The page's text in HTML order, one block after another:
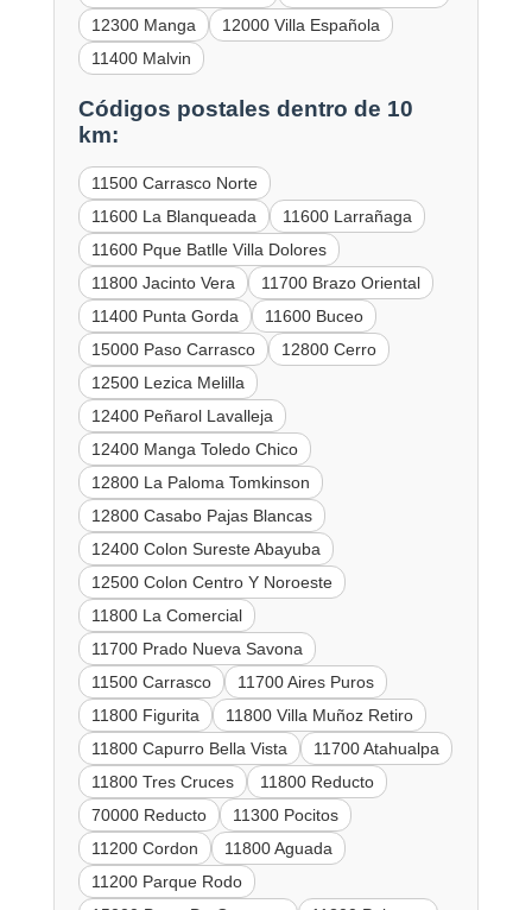
12300 Manga
12000 Villa Española
11400 Malvin
Códigos postales dentro de 10
km:
11500 Carrasco Norte
11600 La Blanqueada
11600 Larrañaga
11600 Pque Batlle Villa Dolores
11800 Jacinto Vera
11700 Brazo Oriental
11400 Punta Gorda
11600 Buceo
15000 Paso Carrasco
12800 Cerro
12500 Lezica Melilla
12400 Peñarol Lavalleja
12400 Manga Toledo Chico
12800 La Paloma Tomkinson
12800 Casabo Pajas Blancas
12400 Colon Sureste Abayuba
12500 Colon Centro Y Noroeste
11800 La Comercial
11700 Prado Nueva Savona
11500 Carrasco
11700 Aires Puros
11800 Figurita
11800 Villa Muñoz Retiro
11800 Capurro Bella Vista
11700 Atahualpa
11800 Tres Cruces
11800 Reducto
70000 Reducto
11300 Pocitos
11200 Cordon
11800 Aguada
11200 Parque Rodo